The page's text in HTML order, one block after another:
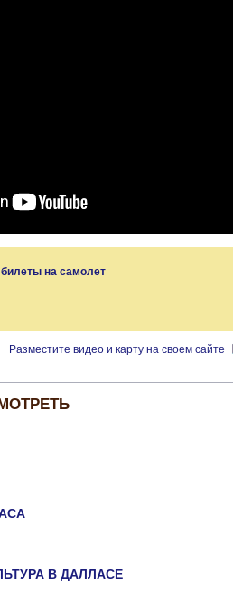
билеты на самолет
Разместите видео и карту на своем сайте
В ДАЛЛАСЕ